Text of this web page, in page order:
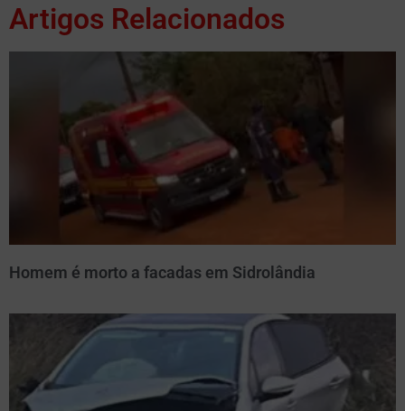
Artigos Relacionados
Homem é morto a facadas em Sidrolândia